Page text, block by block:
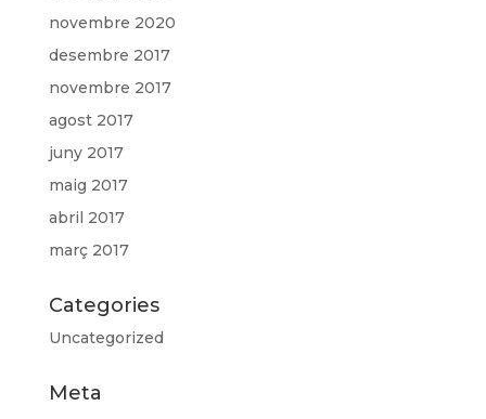
novembre 2020
desembre 2017
novembre 2017
agost 2017
juny 2017
maig 2017
abril 2017
març 2017
Categories
Uncategorized
Meta